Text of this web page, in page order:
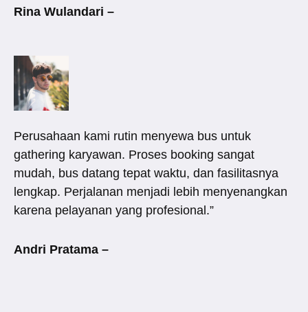
Rina Wulandari –
Perusahaan kami rutin menyewa bus untuk
gathering karyawan. Proses booking sangat
mudah, bus datang tepat waktu, dan fasilitasnya
lengkap. Perjalanan menjadi lebih menyenangkan
karena pelayanan yang profesional.”
Andri Pratama –